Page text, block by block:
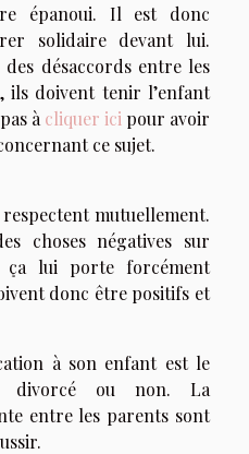
épanoui. Il est donc
solidaire devant lui.
désaccords entre les
ils doivent tenir l’enfant
à cliquer ici pour avoir
ce sujet.
mutuellement.
choses négatives sur
ça lui porte forcément
donc être positifs et
à son enfant est le
ou non. La
entre les parents sont